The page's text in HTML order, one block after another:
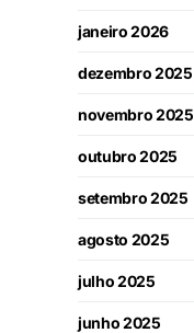
janeiro 2026
dezembro 2025
novembro 2025
outubro 2025
setembro 2025
agosto 2025
julho 2025
junho 2025